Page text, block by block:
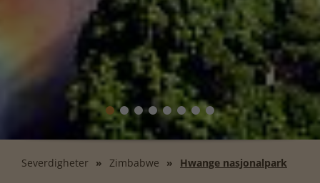
Severdigheter Zimbabwe Hwange nasjonalpark